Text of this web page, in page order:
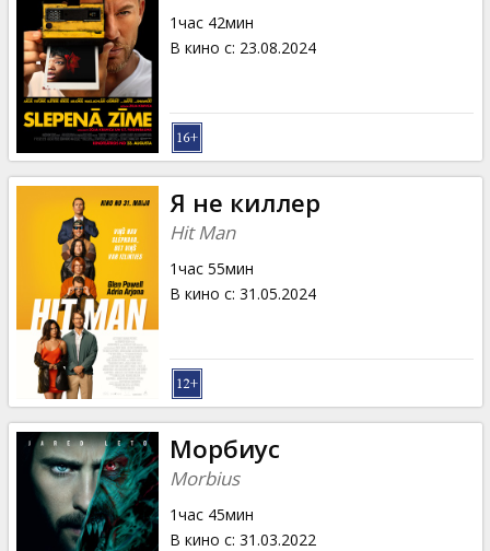
1час 42мин
В кино с: 23.08.2024
Я не киллер
Hit Man
1час 55мин
В кино с: 31.05.2024
Морбиус
Morbius
1час 45мин
В кино с: 31.03.2022